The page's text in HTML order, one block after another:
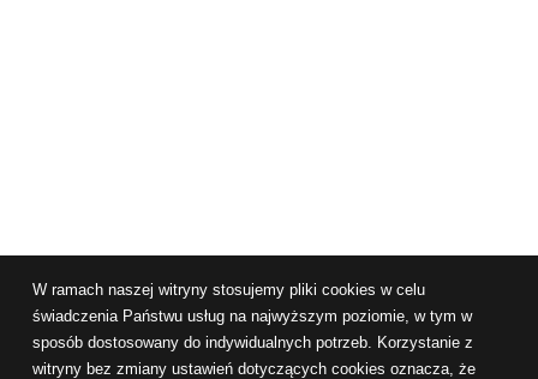
W ramach naszej witryny stosujemy pliki cookies w celu
świadczenia Państwu usług na najwyższym poziomie, w tym w
sposób dostosowany do indywidualnych potrzeb. Korzystanie z
witryny bez zmiany ustawień dotyczących cookies oznacza, że